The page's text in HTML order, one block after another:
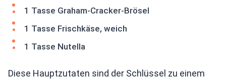
1 Tasse Graham-Cracker-Brösel
1 Tasse Frischkäse, weich
1 Tasse Nutella
Diese Hauptzutaten sind der Schlüssel zu einem